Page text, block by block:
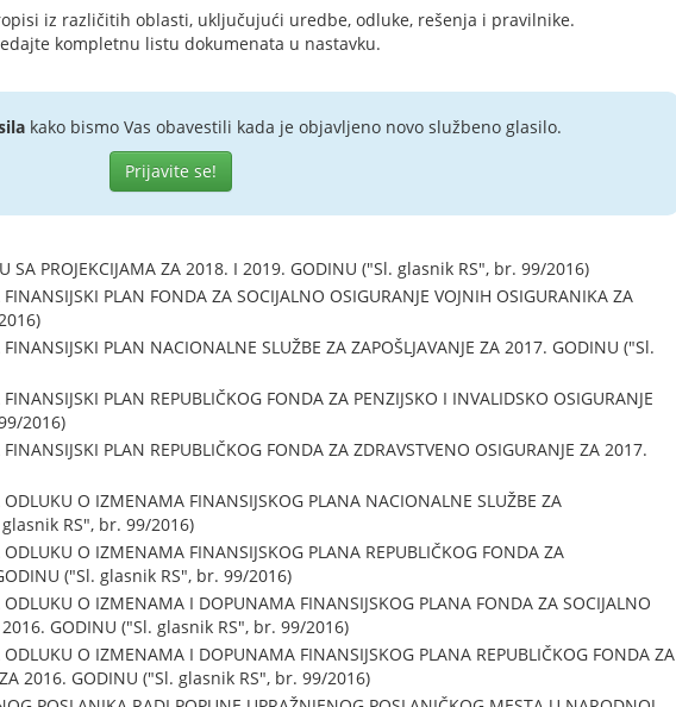
iz različitih oblasti, uključujući uredbe, odluke, rešenja i pravilnike.
kompletnu listu dokumenata u nastavku.
kako bismo Vas obavestili kada je objavljeno novo službeno glasilo.
Prijavite se!
SA PROJEKCIJAMA ZA 2018. I 2019. GODINU ("Sl. glasnik RS", br. 99/2016)
PLAN FONDA ZA SOCIJALNO OSIGURANJE VOJNIH OSIGURANIKA ZA
PLAN NACIONALNE SLUŽBE ZA ZAPOŠLJAVANJE ZA 2017. GODINU ("Sl.
PLAN REPUBLIČKOG FONDA ZA PENZIJSKO I INVALIDSKO OSIGURANJE
2016)
PLAN REPUBLIČKOG FONDA ZA ZDRAVSTVENO OSIGURANJE ZA 2017.
O IZMENAMA FINANSIJSKOG PLANA NACIONALNE SLUŽBE ZA
glasnik RS", br. 99/2016)
O IZMENAMA FINANSIJSKOG PLANA REPUBLIČKOG FONDA ZA
("Sl. glasnik RS", br. 99/2016)
O IZMENAMA I DOPUNAMA FINANSIJSKOG PLANA FONDA ZA SOCIJALNO
2016. GODINU ("Sl. glasnik RS", br. 99/2016)
O IZMENAMA I DOPUNAMA FINANSIJSKOG PLANA REPUBLIČKOG FONDA ZA
ZA 2016. GODINU ("Sl. glasnik RS", br. 99/2016)